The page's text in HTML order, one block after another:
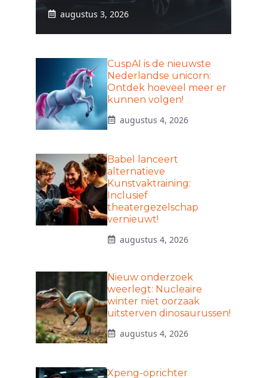
augustus 3, 2026
CuspAI is de nieuwste
Nederlandse unicorn:
Ontdek hoeveel meer er
kunnen volgen!
augustus 4, 2026
Babel lanceert
alternatieve
Kunstvaktraining:
Inclusief
theatergezelschap
vernieuwt!
augustus 4, 2026
Nieuw onderzoek
weerlegt: Nucleaire
winter niet oorzaak
uitsterven dinosaurussen!
augustus 4, 2026
Xpeng-oprichter